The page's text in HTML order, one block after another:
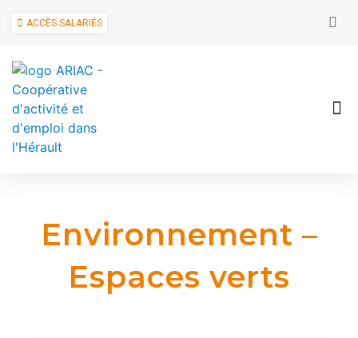
ACCÈS SALARIÉS
Environnement –
Espaces verts